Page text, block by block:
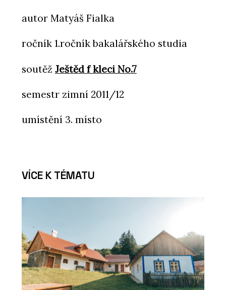
autor Matyáš Fialka
ročník 1.ročník bakalářského studia
soutěž Ještěd f kleci No.7
semestr zimní 2011/12
umístění 3. místo
VÍCE K TÉMATU